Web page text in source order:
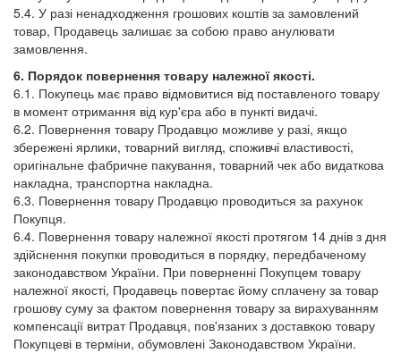
5.4. У разі ненадходження грошових коштів за замовлений
товар, Продавець залишає за собою право анулювати
замовлення.
6. Порядок повернення товару належної якості.
6.1. Покупець має право відмовитися від поставленого товару
в момент отримання від кур'єра або в пункті видачі.
6.2. Повернення товару Продавцю можливе у разі, якщо
збережені ярлики, товарний вигляд, споживчі властивості,
оригінальне фабричне пакування, товарний чек або видаткова
накладна, транспортна накладна.
6.3. Повернення товару Продавцю проводиться за рахунок
Покупця.
6.4. Повернення товару належної якості протягом 14 днів з дня
здійснення покупки проводиться в порядку, передбаченому
законодавством України. При поверненні Покупцем товару
належної якості, Продавець повертає йому сплачену за товар
грошову суму за фактом повернення товару за вирахуванням
компенсації витрат Продавця, пов'язаних з доставкою товару
Покупцеві в терміни, обумовлені Законодавством України.